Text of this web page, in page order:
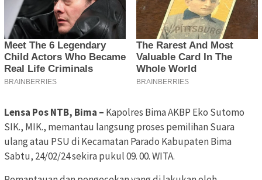
Lensa Pos NTB, Bima – Kapolres Bima AKBP Eko Sutomo
SIK., MIK., memantau langsung proses pemilihan Suara
ulang atau PSU di Kecamatan Parado Kabupaten Bima
Sabtu, 24/02/24 sekira pukul 09. 00. WITA.